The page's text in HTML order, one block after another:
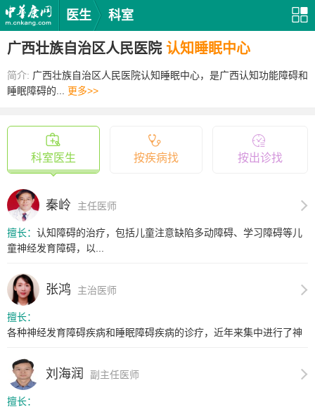
医生 科室
广西壮族自治区人民医院 认知睡眠中心
简介: 广西壮族自治区人民医院认知睡眠中心，是广西认知功能障碍和
睡眠障碍的... 更多>>
科室医生 按疾病找 按出诊找
秦岭 主任医师
擅长： 认知障碍的治疗，包括儿童注意缺陷多动障碍、学习障碍等儿
童神经发育障碍，以...
张鸿 主治医师
擅长：
各种神经发育障碍疾病和睡眠障碍疾病的诊疗，近年来集中进行了神
刘海润 副主任医师
擅长：